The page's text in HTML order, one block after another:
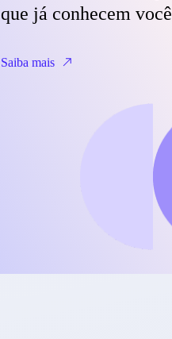
que já conhecem você
Saiba mais